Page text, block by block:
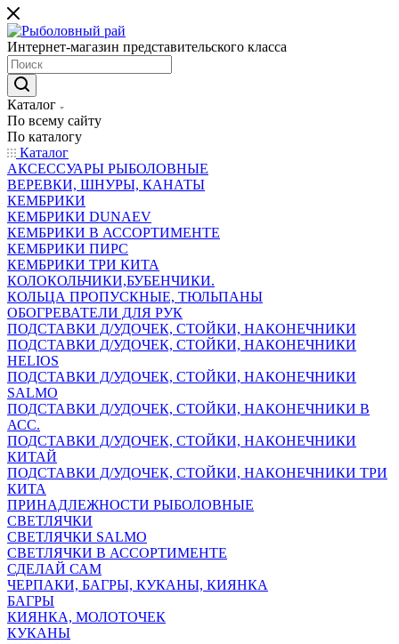
Интернет-магазин представительского класса
Каталог
По всему сайту
По каталогу
Каталог
АКСЕССУАРЫ РЫБОЛОВНЫЕ
ВЕРЕВКИ, ШНУРЫ, КАНАТЫ
КЕМБРИКИ
КЕМБРИКИ DUNAEV
КЕМБРИКИ В АССОРТИМЕНТЕ
КЕМБРИКИ ПИРС
КЕМБРИКИ ТРИ КИТА
КОЛОКОЛЬЧИКИ,БУБЕНЧИКИ.
КОЛЬЦА ПРОПУСКНЫЕ, ТЮЛЬПАНЫ
ОБОГРЕВАТЕЛИ ДЛЯ РУК
ПОДСТАВКИ Д/УДОЧЕК, СТОЙКИ, НАКОНЕЧНИКИ
ПОДСТАВКИ Д/УДОЧЕК, СТОЙКИ, НАКОНЕЧНИКИ
HELIOS
ПОДСТАВКИ Д/УДОЧЕК, СТОЙКИ, НАКОНЕЧНИКИ
SALMO
ПОДСТАВКИ Д/УДОЧЕК, СТОЙКИ, НАКОНЕЧНИКИ В
АСС.
ПОДСТАВКИ Д/УДОЧЕК, СТОЙКИ, НАКОНЕЧНИКИ
КИТАЙ
ПОДСТАВКИ Д/УДОЧЕК, СТОЙКИ, НАКОНЕЧНИКИ ТРИ
КИТА
ПРИНАДЛЕЖНОСТИ РЫБОЛОВНЫЕ
СВЕТЛЯЧКИ
СВЕТЛЯЧКИ SALMO
СВЕТЛЯЧКИ В АССОРТИМЕНТЕ
СДЕЛАЙ САМ
ЧЕРПАКИ, БАГРЫ, КУКАНЫ, КИЯНКА
БАГРЫ
КИЯНКА, МОЛОТОЧЕК
КУКАНЫ